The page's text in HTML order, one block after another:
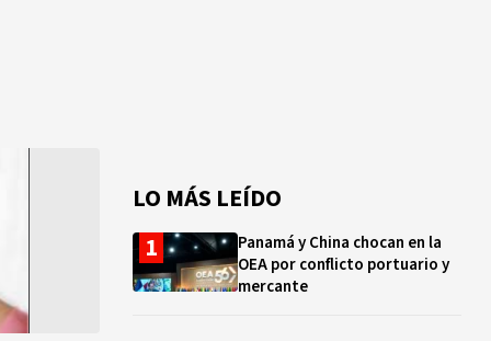
LO MÁS LEÍDO
Panamá y China chocan en la
OEA por conflicto portuario y
mercante